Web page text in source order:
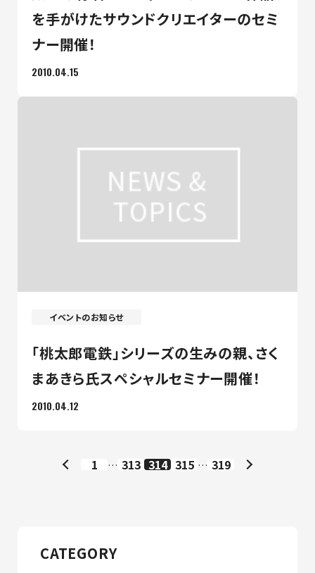
を手がけたサウンドクリエイターのセミ
ナー開催！
2010.04.15
イベントのお知らせ
「桃太郎電鉄」シリーズの生みの親、さく
まあきら氏スペシャルセミナー開催！
2010.04.12
1 … 313 314 315 … 319
CATEGORY